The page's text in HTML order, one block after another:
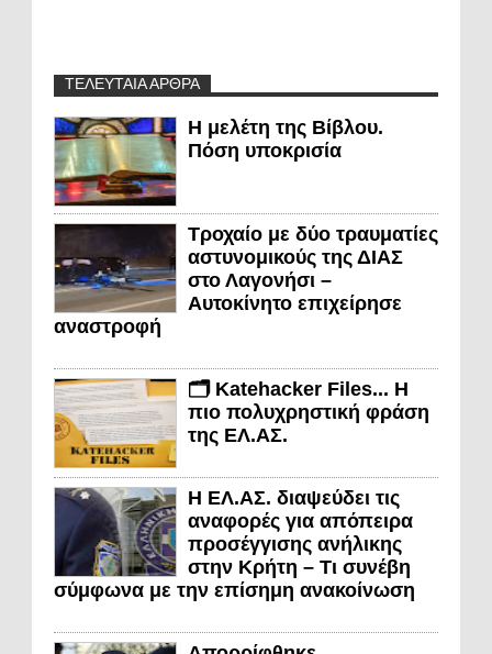
ΤΕΛΕΥΤΑΙΑ ΑΡΘΡΑ
Η μελέτη της Βίβλου.
Πόση υποκρισία
Τροχαίο με δύο τραυματίες
αστυνομικούς της ΔΙΑΣ
στο Λαγονήσι –
Αυτοκίνητο επιχείρησε
αναστροφή
🗂️ Katehacker Files... Η
πιο πολυχρηστική φράση
της ΕΛ.ΑΣ.
Η ΕΛ.ΑΣ. διαψεύδει τις
αναφορές για απόπειρα
προσέγγισης ανήλικης
στην Κρήτη – Τι συνέβη
σύμφωνα με την επίσημη ανακοίνωση